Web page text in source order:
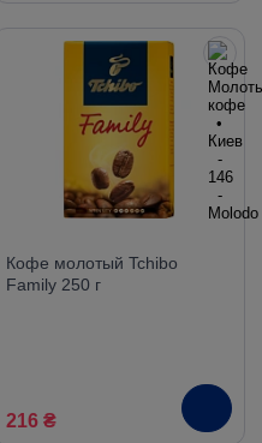
Кофе молотый Tchibo
Family 250 г
216 ₴